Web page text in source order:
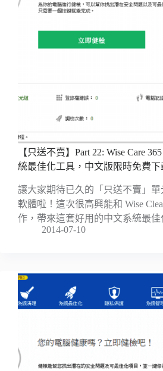
【只送不賣】Part 22: Wise Care
統最佳化工具，中文版限時免費下
讓大家期待已久的「只送不賣」
軟體啦！這次很高興能和 Wise
作，帶來這套好用的中文系統最
2014-07-10